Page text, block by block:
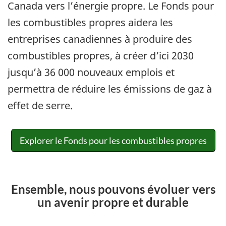
Canada vers l’énergie propre. Le Fonds pour
les combustibles propres aidera les
entreprises canadiennes à produire des
combustibles propres, à créer d’ici 2030
jusqu’à 36 000 nouveaux emplois et
permettra de réduire les émissions de gaz à
effet de serre.
Explorer le Fonds pour les combustibles propres
Ensemble, nous pouvons évoluer vers
un avenir propre et durable